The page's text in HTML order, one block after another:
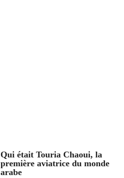
Qui était Touria Chaoui, la
première aviatrice du monde
arabe